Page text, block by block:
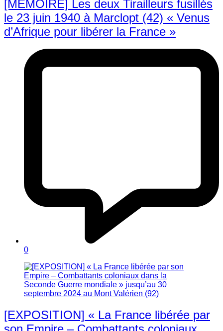
[MEMOIRE] Les deux Tirailleurs fusillés
le 23 juin 1940 à Marclopt (42) « Venus
d’Afrique pour libérer la France »
0
[EXPOSITION] « La France libérée par